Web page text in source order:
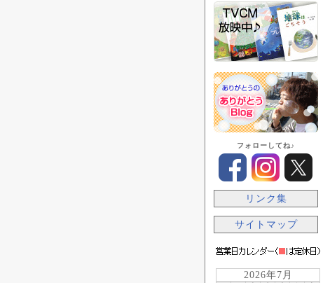
フォローしてね♪
リンク集
サイトマップ
2026年7月